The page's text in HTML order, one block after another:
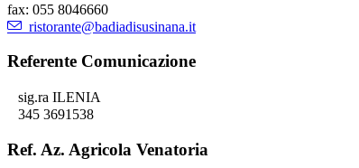
fax: 055 8046660
ristorante@badiadisusinana.it
Referente Comunicazione
sig.ra ILENIA
345 3691538
Ref. Az. Agricola Venatoria